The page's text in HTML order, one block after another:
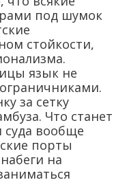
под шумок
стойкости,
язык не
за сетку
Что станет
вообще
порты
на